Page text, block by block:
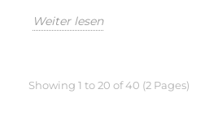
Weiter lesen
Showing 1 to 20 of 40 (2 Pages)